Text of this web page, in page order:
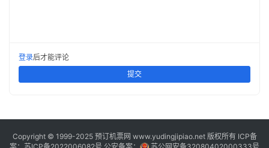
登录后才能评论
提交
Copyright © 1999-2025 预订机票网 www.yudingjipiao.net 版权所有 ICP备